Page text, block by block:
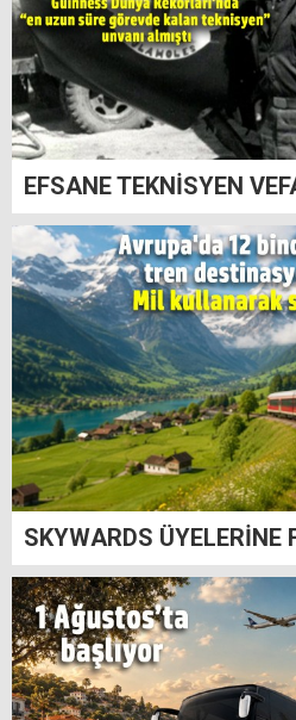
EFSANE TEKNİSYEN
SKYWARDS ÜYELERİNE